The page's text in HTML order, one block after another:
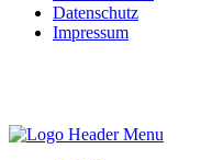
Datenschutz
Impressum